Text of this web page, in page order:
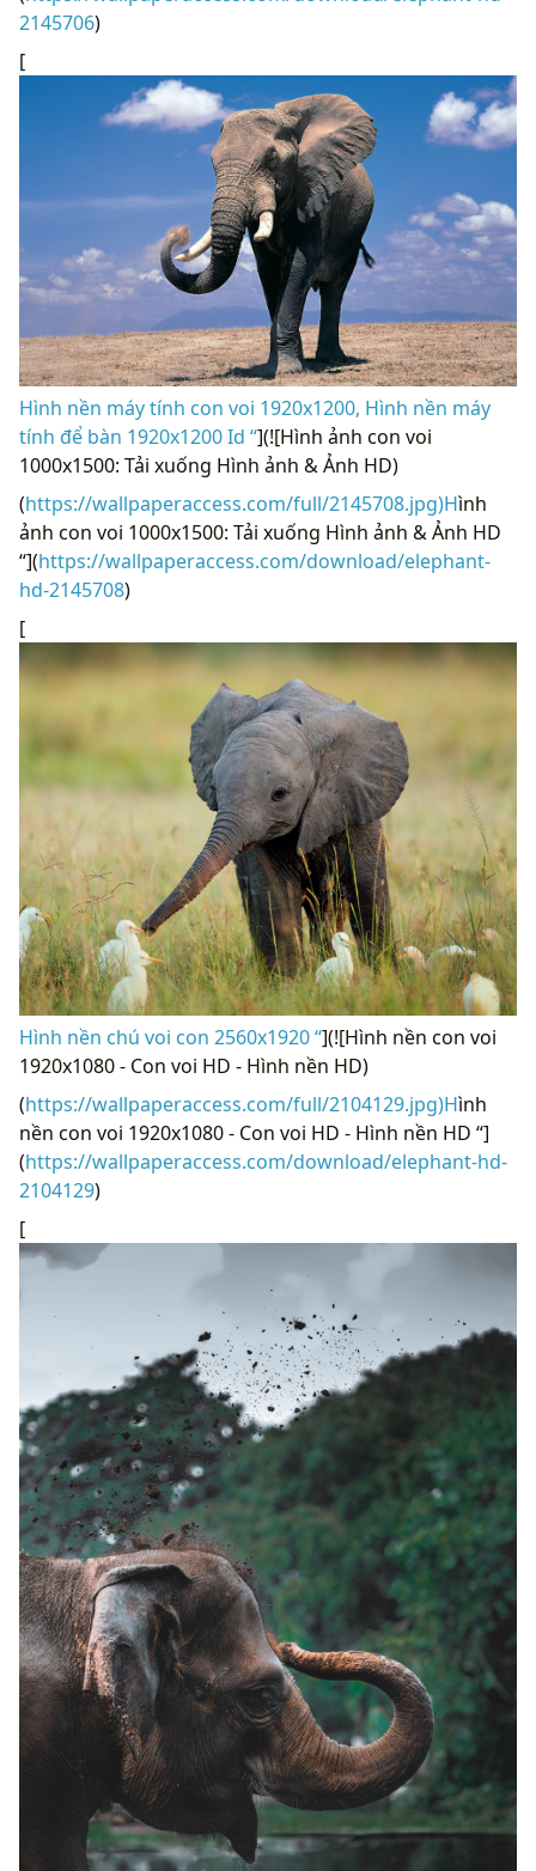
2145706)
[
Hình nền máy tính con voi 1920x1200, Hình nền máy
tính để bàn 1920x1200 Id “](![Hình ảnh con voi
1000x1500: Tải xuống Hình ảnh & Ảnh HD)
(https://wallpaperaccess.com/full/2145708.jpg)Hình
ảnh con voi 1000x1500: Tải xuống Hình ảnh & Ảnh HD
“](https://wallpaperaccess.com/download/elephant-
hd-2145708)
[
Hình nền chú voi con 2560x1920 “](![Hình nền con voi
1920x1080 - Con voi HD - Hình nền HD)
(https://wallpaperaccess.com/full/2104129.jpg)Hình
nền con voi 1920x1080 - Con voi HD - Hình nền HD “]
(https://wallpaperaccess.com/download/elephant-hd-
2104129)
[